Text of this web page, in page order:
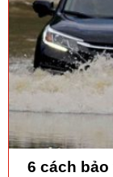
6 cách